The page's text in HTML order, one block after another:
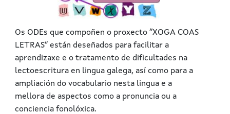
Os ODEs que compoñen o proxecto “XOGA COAS
LETRAS” están deseñados para facilitar a
aprendizaxe e o tratamento de dificultades na
lectoescritura en lingua galega, así como para a
ampliación do vocabulario nesta lingua e a
mellora de aspectos como a pronuncia ou a
conciencia fonolóxica.